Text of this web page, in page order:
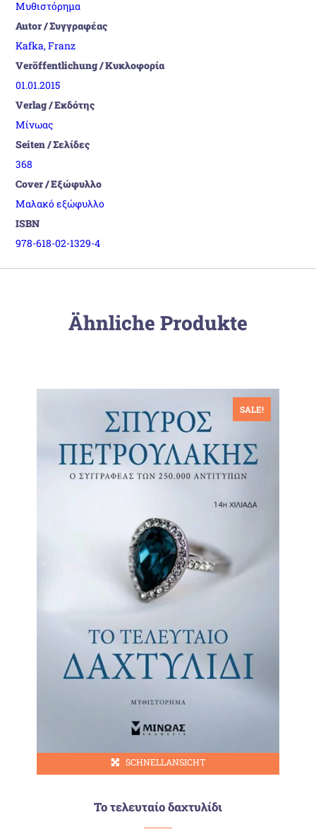
Μυθιστόρημα
Autor / Συγγραφέας
Kafka, Franz
Veröffentlichung / Κυκλοφορία
01.01.2015
Verlag / Εκδότης
Μίνωας
Seiten / Σελίδες
368
Cover / Εξώφυλλο
Μαλακό εξώφυλλο
ISBN
978-618-02-1329-4
Ähnliche Produkte
SALE!
SCHNELLANSICHT
Το τελευταίο δαχτυλίδι